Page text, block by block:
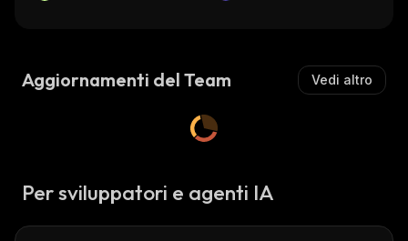
Aggiornamenti del Team Vedi altro
Per sviluppatori e agenti IA